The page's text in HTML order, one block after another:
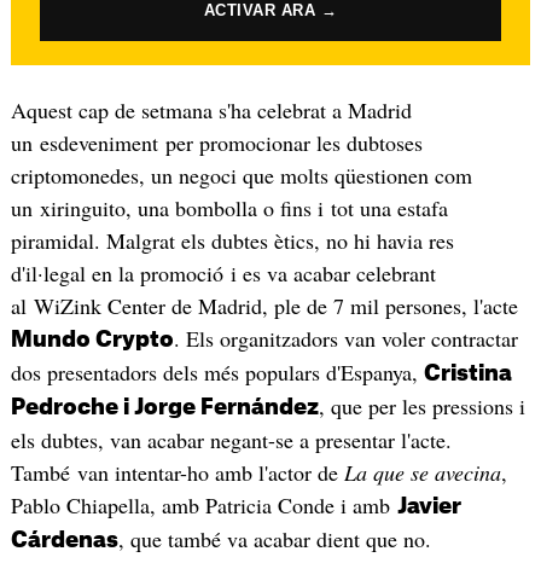
ACTIVAR ARA →
Aquest cap de setmana s'ha celebrat a Madrid
un esdeveniment per promocionar les dubtoses
criptomonedes, un negoci que molts qüestionen com
un xiringuito, una bombolla o fins i tot una estafa
piramidal. Malgrat els dubtes ètics, no hi havia res
d'il·legal en la promoció i es va acabar celebrant
al WiZink Center de Madrid, ple de 7 mil persones, l'acte
Mundo Crypto. Els organitzadors van voler contractar
dos presentadors dels més populars d'Espanya, Cristina
Pedroche i Jorge Fernández, que per les pressions i
els dubtes, van acabar negant-se a presentar l'acte.
També van intentar-ho amb l'actor de La que se avecina,
Pablo Chiapella, amb Patricia Conde i amb Javier
Cárdenas, que també va acabar dient que no.